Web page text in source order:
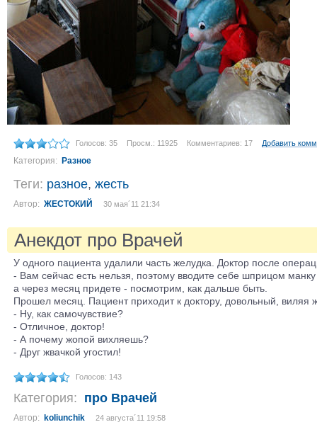
Голосов: 35 Просм.: 11925 Комментариев: 17 Добавить
Категория: Разное
Теги: разное, жесть
Автор: ЖЕСТОКИЙ 30 мая´11 21:34
Анекдот про Врачей
У одного пациента удалили часть желудка. Доктор после
- Вам сейчас есть нельзя, поэтому вводите себе шприцом
а через месяц придете - посмотрим, как дальше быть.
Прошел месяц. Пациент приходит к доктору, довольный, виляя
- Ну, как самочувствие?
- Отличное, доктор!
- А почему жопой вихляешь?
- Друг жвачкой угостил!
Голосов: 143
Категория: про Врачей
Автор: koliunchik 24 августа´11 19:58